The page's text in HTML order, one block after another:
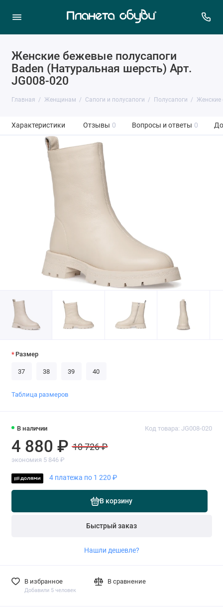
Женские бежевые полусапоги
Baden (Натуральная шерсть) Арт.
JG008-020
Главная Женщинам Сапоги и полусапоги Полусапоги Женские
Характеристики Отзывы 0 Вопросы и ответы 0
В наличии Код товара: JG008-020
4 880 ₽ 10 726 ₽
экономия 5 846 ₽
4 платежа по 1 220 ₽
В корзину
Быстрый заказ
Нашли дешевле?
В избранное
Добавили 5 человек
В сравнение
Размер
37 38 39 40
Таблица размеров